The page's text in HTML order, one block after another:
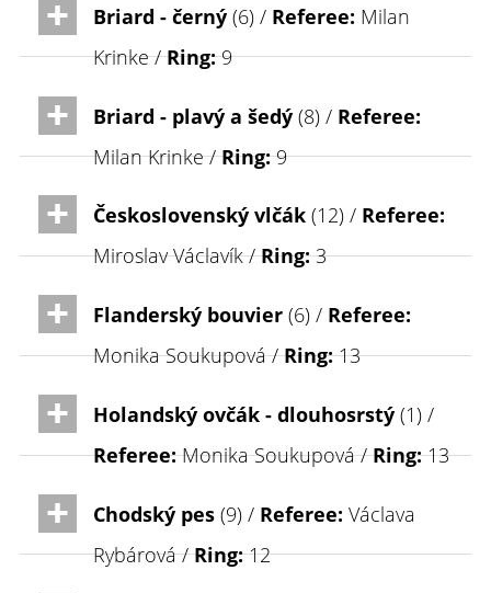
Briard - černý (6) / Referee: Milan
Krinke /Ring:9
Briard - plavý a šedý (8) / Referee:
Milan Krinke /Ring:9
Československý vlčák (12) / Referee:
Miroslav Václavík /Ring:3
Flanderský bouvier (6) / Referee:
Monika Soukupová /Ring:13
Holandský ovčák - dlouhosrstý (1) /
Referee:Monika Soukupová /Ring:13
Chodský pes (9) / Referee: Václava
Rybárová /Ring:12